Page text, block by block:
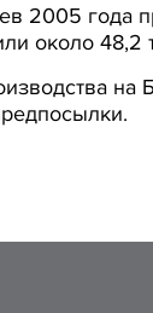
2005
около 48,2
на